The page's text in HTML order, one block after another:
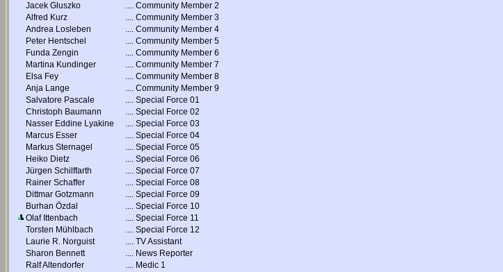
Jacek Gluszko
.... Community Member 2
Alfred Kurz
.... Community Member 3
Andrea Losleben
.... Community Member 4
Peter Hentschel
.... Community Member 5
Funda Zengin
.... Community Member 6
Martina Kundinger
.... Community Member 7
Elsa Fey
.... Community Member 8
Anja Lange
.... Community Member 9
Salvatore Pascale
.... Special Force 01
Christoph Baumann
.... Special Force 02
Nasser Eddine Lyakine
.... Special Force 03
Marcus Esser
.... Special Force 04
Markus Sternagel
.... Special Force 05
Heiko Dietz
.... Special Force 06
Jürgen Schilffarth
.... Special Force 07
Rainer Schaffer
.... Special Force 08
Dittmar Gotzmann
.... Special Force 09
Burhan Özdal
.... Special Force 10
Olaf Ittenbach
.... Special Force 11
Torsten Mühlbach
.... Special Force 12
Laurie R. Norguist
.... TV Assistant
Sharon Bennett
.... News Reporter
Ralf Altendorfer
.... Medic 1